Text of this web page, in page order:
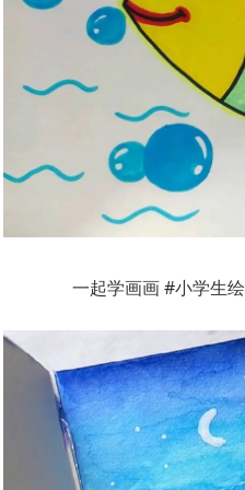
一起学画画 #小学生